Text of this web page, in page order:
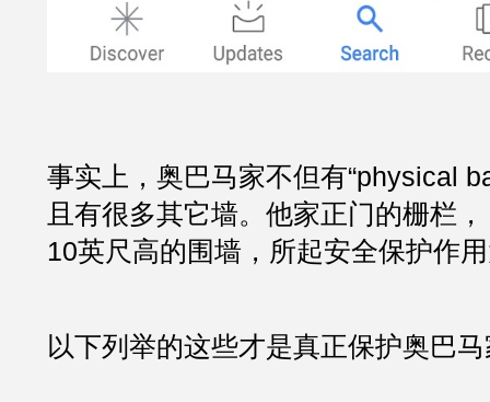
事实上，奥巴马家不但有“physical
且有很多其它墙。他家正门的栅栏
10英尺高的围墙，所起安全保护作
以下列举的这些才是真正保护奥巴马